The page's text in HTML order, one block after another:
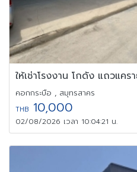
คอกกระบือ , สมุทรสาคร
THB 10,000
02/08/2026 เวลา 10:04:21 น.